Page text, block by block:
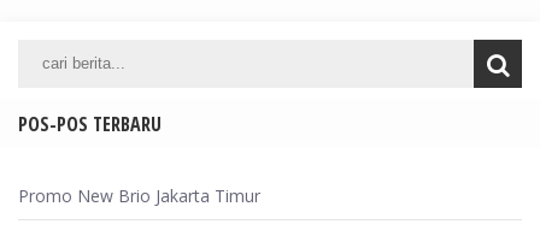
POS-POS TERBARU
Promo New Brio Jakarta Timur